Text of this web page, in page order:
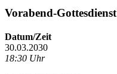
Vorabend-Gottesdienst
Datum/Zeit
30.03.2030
18:30 Uhr